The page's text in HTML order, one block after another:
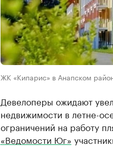
ЖК «Кипарис» в Анапском
Девелоперы ожидают
недвижимости в летне-
ограничений на работу
«Ведомости Юг»